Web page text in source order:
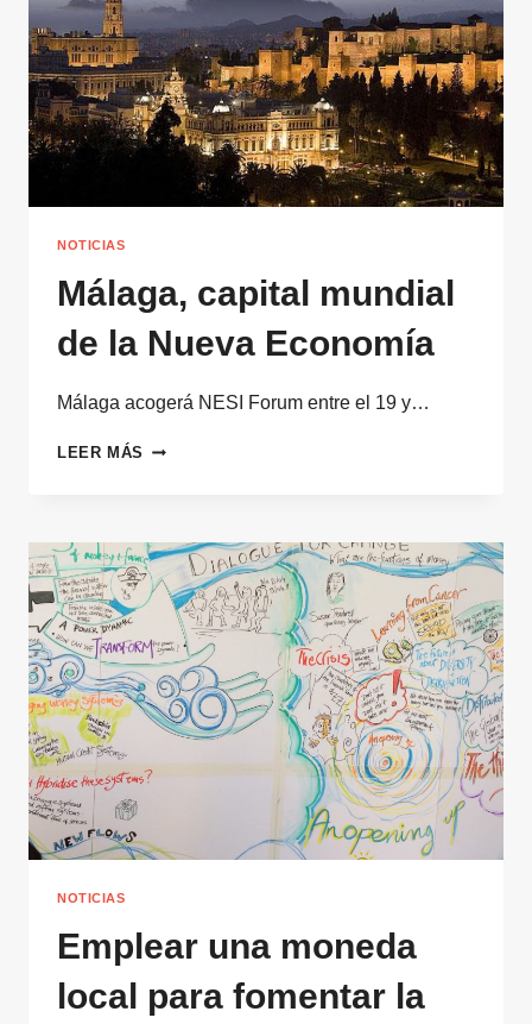
NOTICIAS
Málaga, capital mundial
de la Nueva Economía
Málaga acogerá NESI Forum entre el 19 y…
LEER MÁS MÁLAGA,
LA
NUEVA
ECONOMÍA
NOTICIAS
Emplear una moneda
local para fomentar la